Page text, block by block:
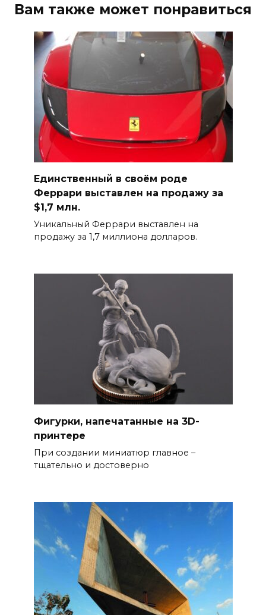
Вам также может понравиться
Единственный в своём роде
Феррари выставлен на продажу за
$1,7 млн.
Уникальный Феррари выставлен на
продажу за 1,7 миллиона долларов.
Фигурки, напечатанные на 3D-
принтере
При создании миниатюр главное –
тщательно и достоверно